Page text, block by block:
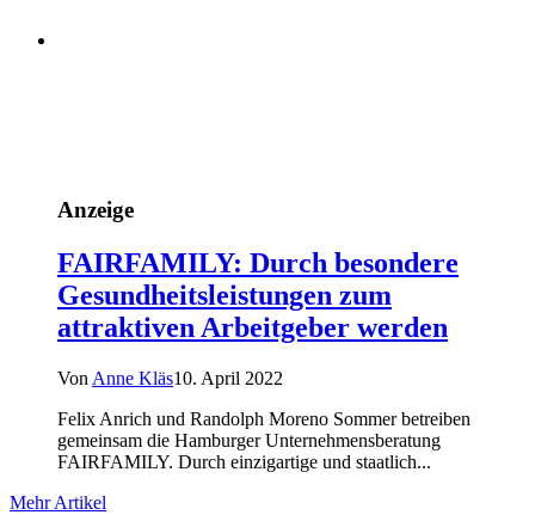
Anzeige
FAIRFAMILY: Durch besondere
Gesundheitsleistungen zum
attraktiven Arbeitgeber werden
Von Anne Kläs10. April 2022
Felix Anrich und Randolph Moreno Sommer betreiben
gemeinsam die Hamburger Unternehmensberatung
FAIRFAMILY. Durch einzigartige und staatlich...
Mehr Artikel